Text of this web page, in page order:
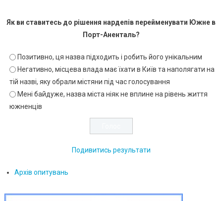
Як ви ставитесь до рішення нардепів перейменувати Южне в
Порт-Аненталь?
Позитивно, ця назва підходить і робить його унікальним
Негативно, місцева влада має їхати в Київ та наполягати на
тій назві, яку обрали містяни під час голосування
Мені байдуже, назва міста ніяк не вплине на рівень життя
южненців
Подивитись результати
Архів опитувань